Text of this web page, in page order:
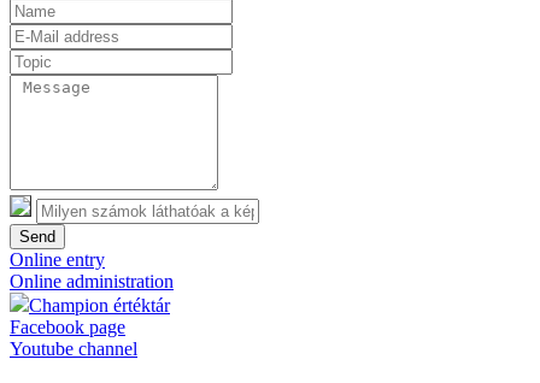
Send
Online entry
Online administration
Champion értéktár
Facebook page
Youtube channel